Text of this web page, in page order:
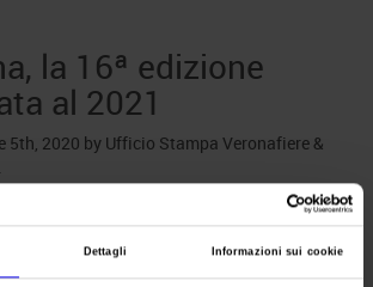
Dettagli Informazioni sui cookie
la 16ª edizione
al 2021
5th, 2020 by Ufficio Stampa Veronafiere &
atto dell’andamento dell’emergenza
in vigore dei nuovi Dpcm che vietano
carattere nazionale e internazionale e
ha deciso di posticipare al 2021 la